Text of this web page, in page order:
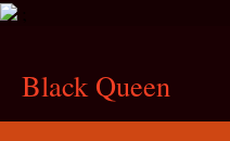
Black Queen